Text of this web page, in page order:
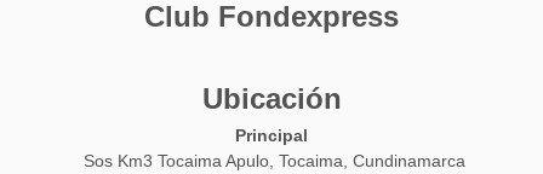
Club Fondexpress
Ubicación
Principal
Sos Km3 Tocaima Apulo, Tocaima, Cundinamarca